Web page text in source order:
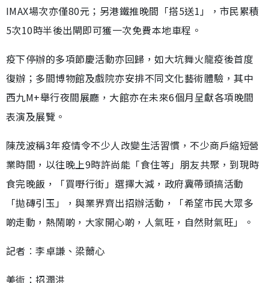
IMAX場次亦僅80元；另港鐵推晚間「搭5送1」，市民累積
5次10時半後出閘即可獲一次免費本地車程。
疫下停辦的多項節慶活動亦回歸，如大坑舞火龍疫後首度
復辦；多間博物館及戲院亦安排不同文化藝術體驗，其中
西九M+舉行夜間展廳，大館亦在未來6個月呈獻各項晚間
表演及展覽。
陳茂波稱3年疫情令不少人改變生活習慣，不少商戶縮短營
業時間，以往晚上9時許尚能「食住等」朋友共聚，到現時
食完晚飯，「買嘢行街」選擇大減，政府冀帶頭搞活動
「拋磚引玉」，與業界齊出招辦活動，「希望市民大眾多
啲走動，熱鬧啲，大家開心啲，人氣旺，自然財氣旺」。
記者︰李卓謙、梁薾心
美術：招潤洪